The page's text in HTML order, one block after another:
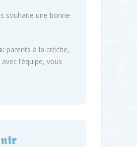
souhaite une bonne
parents à la crèche,
l’équipe, vous